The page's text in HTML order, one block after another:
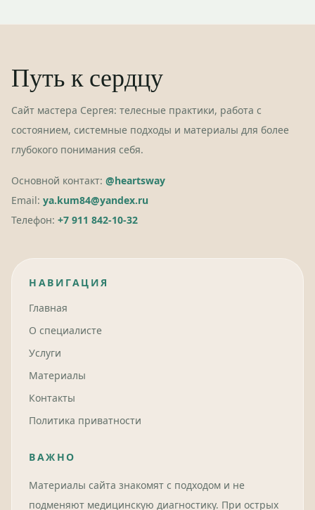
Путь к сердцу
Сайт мастера Сергея: телесные практики, работа с
состоянием, системные подходы и материалы для более
глубокого понимания себя.
Основной контакт: @heartsway
Email: ya.kum84@yandex.ru
Телефон: +7 911 842-10-32
НАВИГАЦИЯ
Главная
О специалисте
Услуги
Материалы
Контакты
Политика приватности
ВАЖНО
Материалы сайта знакомят с подходом и не
подменяют медицинскую диагностику. При острых